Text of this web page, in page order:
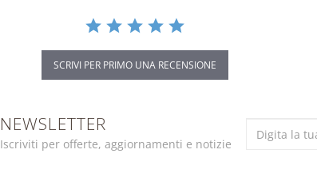
SCRIVI PER PRIMO UNA RECENSIONE
NEWSLETTER
Iscriviti per offerte, aggiornamenti e notizie